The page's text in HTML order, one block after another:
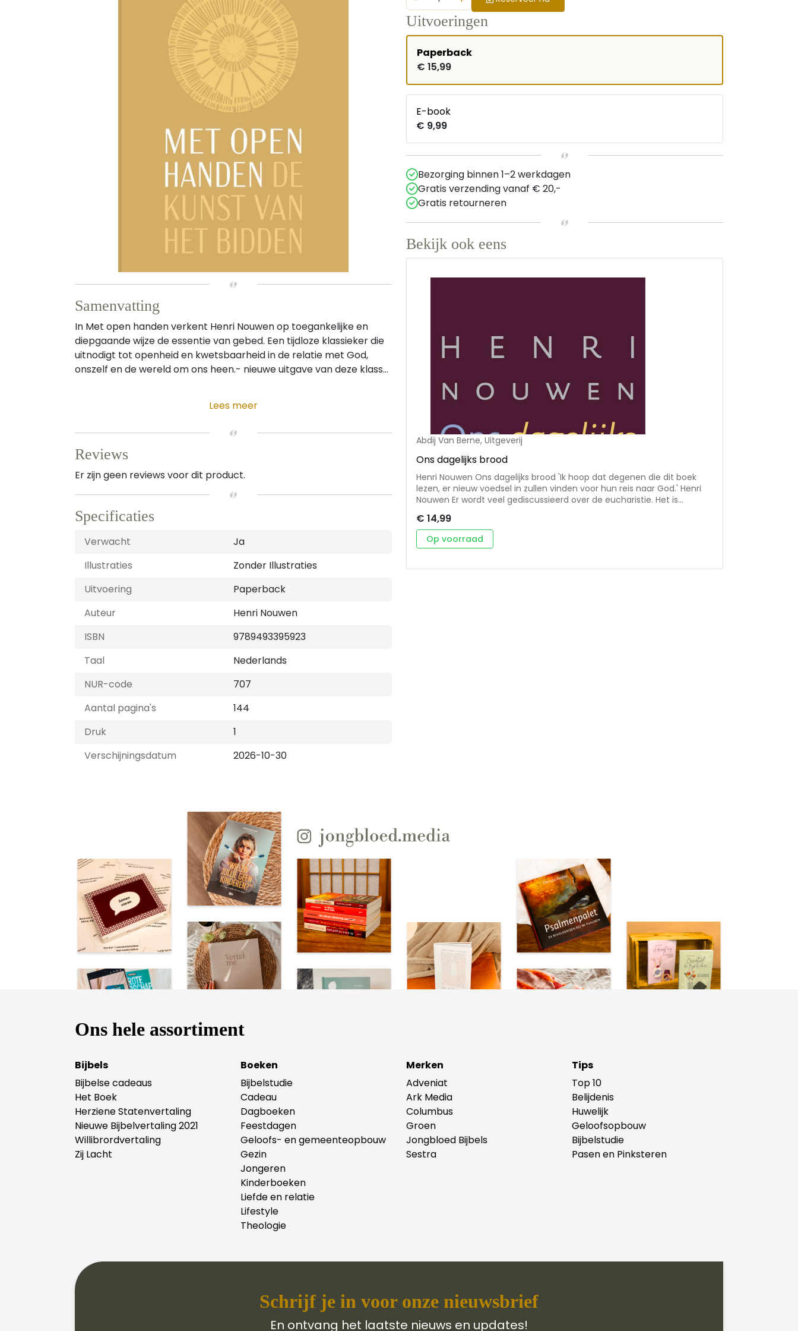
Samenvatting
In Met open handen verkent Henri Nouwen op toegankelijke en
diepgaande wijze de essentie van gebed. Een tijdloze klassieker die
uitnodigt tot openheid en kwetsbaarheid in de relatie met God,
onszelf en de wereld om ons heen.- nieuwe uitgave van deze klass...
Lees meer
Reviews
Er zijn geen reviews voor dit product.
Specificaties
Verwacht
Ja
Illustraties
Zonder Illustraties
Uitvoering
Paperback
Auteur
Henri Nouwen
ISBN
9789493395923
Taal
Nederlands
NUR-code
707
Aantal pagina's
144
Druk
1
Verschijningsdatum
2026-10-30
Uitvoeringen
Paperback
€ 15,99
E-book
€ 9,99
Bezorging binnen 1–2 werkdagen
Gratis verzending vanaf € 20,-
Gratis retourneren
Bekijk ook eens
Abdij Van Berne, Uitgeverij
Ons dagelijks brood
Henri Nouwen Ons dagelijks brood 'Ik hoop dat degenen die dit boek
lezen, er nieuw voedsel in zullen vinden voor hun reis naar God.' Henri
Nouwen Er wordt veel gediscussieerd over de eucharistie. Het is
van de eucharistie te beschrijven. Hij begint hiervoor bij de ervaringen
van de Emmaüsgangers. Zij wisten niet dat ze met de verrezen
Christus onderweg waren, totdat zij hem plotseling herkenden in het
orde van de eucharistieviering, maar ook de hoofdthema's van een
€ 14,99
Op voorraad
Ons hele assortiment
Bijbels
Bijbelse cadeaus
Het Boek
Herziene Statenvertaling
Nieuwe Bijbelvertaling 2021
Willibrordvertaling
Zij Lacht
Boeken
Bijbelstudie
Cadeau
Dagboeken
Feestdagen
Geloofs- en gemeenteopbouw
Gezin
Jongeren
Kinderboeken
Liefde en relatie
Lifestyle
Theologie
Merken
Adveniat
Ark Media
Columbus
Groen
Jongbloed Bijbels
Sestra
Tips
Top 10
Belijdenis
Huwelijk
Geloofsopbouw
Bijbelstudie
Pasen en Pinksteren
Schrijf je in voor onze nieuwsbrief
En ontvang het laatste nieuws en updates!